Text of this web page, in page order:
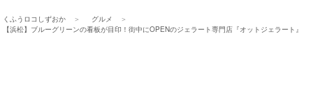
くふうロコしずおか
グルメ
【浜松】ブルーグリーンの看板が目印！街中にOPENのジェラート専門店『オットジェラート』